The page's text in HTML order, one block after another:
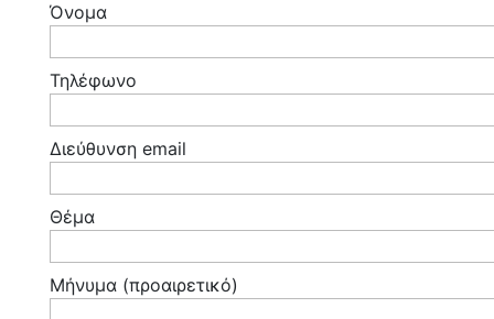
Όνομα
Τηλέφωνο
Διεύθυνση email
Θέμα
Μήνυμα (προαιρετικό)